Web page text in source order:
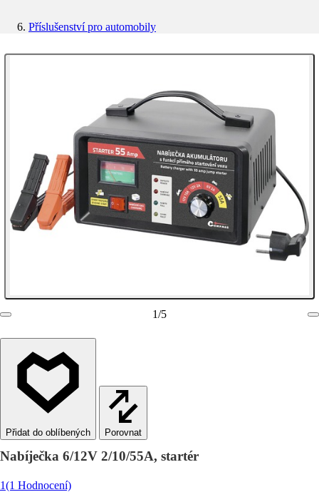
Příslušenství pro automobily
1/5
Porovnat
Nabíječka 6/12V 2/10/55A, startér
1(1 Hodnocení)